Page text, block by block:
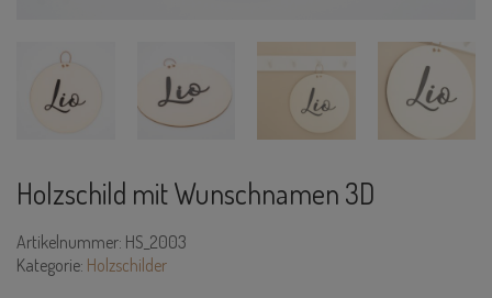
Holzschild mit Wunschnamen 3D
Artikelnummer: HS_2003
Kategorie: Holzschilder